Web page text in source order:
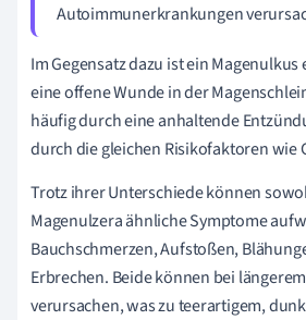
Autoimmunerkrankungen
Im Gegensatz dazu ist ein
eine offene Wunde in der
häufig durch eine anhaltende
durch die gleichen Risikofaktoren wie
Trotz ihrer Unterschiede können
Magenulzera ähnliche Symptome
Bauchschmerzen, Aufstoßen,
Erbrechen. Beide können bei
verursachen, was zu teerartigem,